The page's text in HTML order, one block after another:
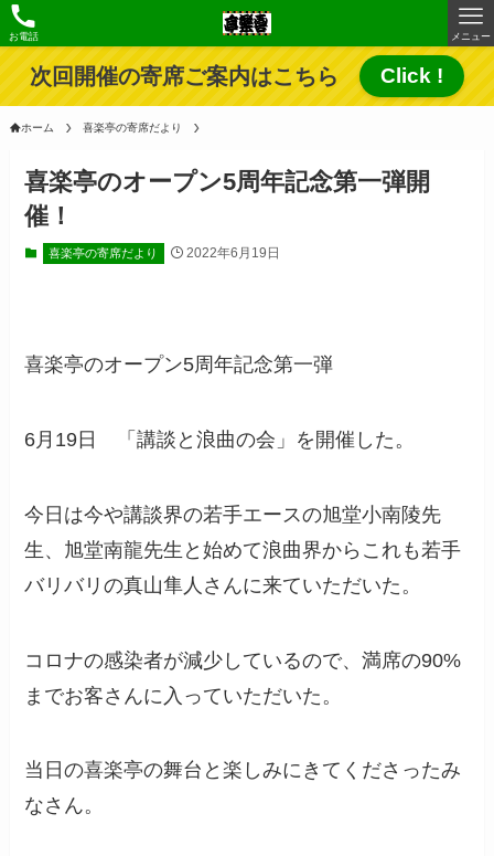
お電話 メニュー
次回開催の寄席ご案内はこちら Click !
ホーム 喜楽亭の寄席だより
喜楽亭のオープン5周年記念第一弾開
催！
喜楽亭の寄席だより 2022年6月19日
喜楽亭のオープン5周年記念第一弾
6月19日 「講談と浪曲の会」を開催した。
今日は今や講談界の若手エースの旭堂小南陵先
生、旭堂南龍先生と始めて浪曲界からこれも若手
バリバリの真山隼人さんに来ていただいた。
コロナの感染者が減少しているので、満席の90%
までお客さんに入っていただいた。
当日の喜楽亭の舞台と楽しみにきてくださったみ
なさん。